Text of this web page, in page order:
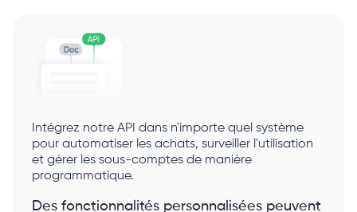
Intégrez notre API dans n'importe quel système
pour automatiser les achats, surveiller l'utilisation
et gérer les sous-comptes de manière
programmatique.
Des fonctionnalités personnalisées peuvent